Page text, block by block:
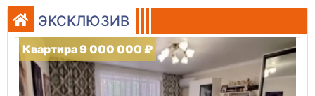
ЭКСКЛЮЗИВ
Квартира 9 000 000 ₽